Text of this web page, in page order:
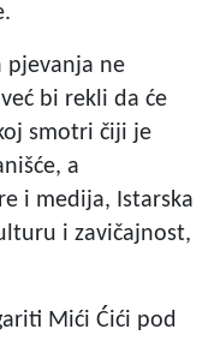
pjevanja ne
bi rekli da će
smotri čiji je
a
i medija, Istarska
i zavičajnost,
Mići Ćići pod